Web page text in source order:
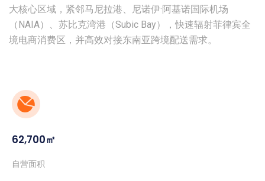
大核心区域，紧邻马尼拉港、尼诺伊·阿基诺国际机场
（NAIA）、苏比克湾港（Subic Bay），快速辐射菲律宾全
境电商消费区，并高效对接东南亚跨境配送需求。
62,700㎡
自营面积